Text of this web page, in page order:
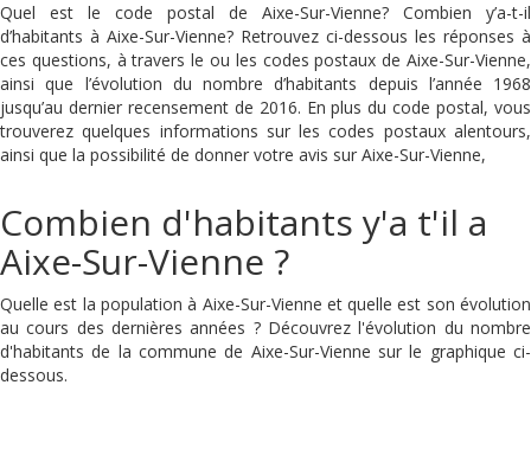
Quel est le code postal de Aixe-Sur-Vienne? Combien y’a-t-il
d’habitants à Aixe-Sur-Vienne? Retrouvez ci-dessous les réponses à
ces questions, à travers le ou les codes postaux de Aixe-Sur-Vienne,
ainsi que l’évolution du nombre d’habitants depuis l’année 1968
jusqu’au dernier recensement de 2016. En plus du code postal, vous
trouverez quelques informations sur les codes postaux alentours,
ainsi que la possibilité de donner votre avis sur Aixe-Sur-Vienne,
Combien d'habitants y'a t'il a
Aixe-Sur-Vienne ?
Quelle est la population à Aixe-Sur-Vienne et quelle est son évolution
au cours des dernières années ? Découvrez l'évolution du nombre
d'habitants de la commune de Aixe-Sur-Vienne sur le graphique ci-
dessous.